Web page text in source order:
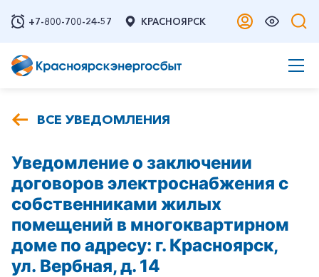
+7-800-700-24-57 КРАСНОЯРСК
ВСЕ УВЕДОМЛЕНИЯ
Уведомление о заключении
договоров электроснабжения с
собственниками жилых
помещений в многоквартирном
доме по адресу: г. Красноярск,
ул. Вербная, д. 14